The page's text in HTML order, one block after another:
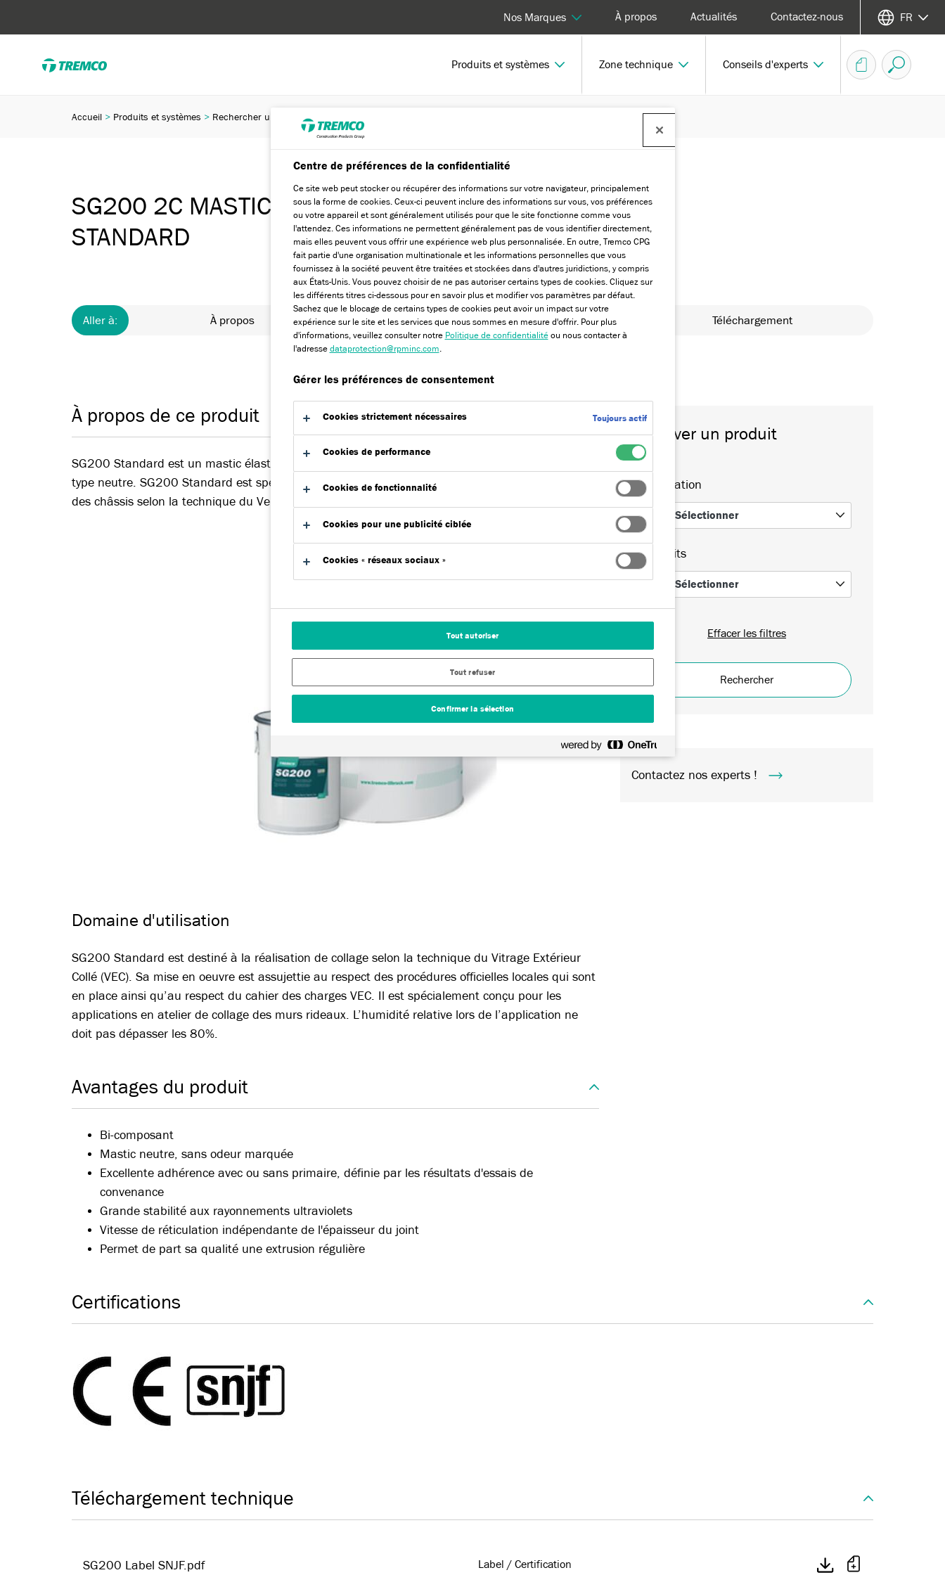
Produits et systèmes Zone technique Conseils d'experts
À propos Actualités Contactez-nous
Nos Marques FR
SG200 2C MASTIC SILICONE -
STANDARD
Accueil Produits et systèmes Rechercher un produit
Aller à: À propos Avantages du produit Certifications Téléchargement
Trouver un produit
Application
Sélectionner
Produits
Sélectionner
Effacer les filtres
Rechercher
Contactez nos experts !
À propos de ce produit
SG200 Standard est un mastic élastomère silicone bi-composant à haut module d’élasticité de
type neutre. SG200 Standard est spécialement étudié pour répondre aux éxigences du collage
des châssis selon la technique du Verre Extérieur Collé.
Domaine d'utilisation
SG200 Standard est destiné à la réalisation de collage selon la technique du Vitrage Extérieur
Collé (VEC). Sa mise en oeuvre est assujettie au respect des procédures officielles locales qui sont
en place ainsi qu’au respect du cahier des charges VEC. Il est spécialement conçu pour les
applications en atelier de collage des murs rideaux. L’humidité relative lors de l’application ne
doit pas dépasser les 80%.
Avantages du produit
Bi-composant
Mastic neutre, sans odeur marquée
Excellente adhérence avec ou sans primaire, définie par les résultats d'essais de
convenance
Grande stabilité aux rayonnements ultraviolets
Vitesse de réticulation indépendante de l'épaisseur du joint
Permet de part sa qualité une extrusion régulière
Certifications
Téléchargement technique
SG200 Label SNJF.pdf Label / Certification
Centre de préférences de la confidentialité
Ce site web peut stocker ou récupérer des informations sur votre navigateur, principalement
sous la forme de cookies. Ceux-ci peuvent inclure des informations sur vous, vos préférences
ou votre appareil et sont généralement utilisés pour que le site fonctionne comme vous
l'attendez. Ces informations ne permettent généralement pas de vous identifier directement,
mais elles peuvent vous offrir une expérience web plus personnalisée. En outre, Tremco CPG
fait partie d'une organisation multinationale et les informations personnelles que vous
fournissez à la société peuvent être traitées et stockées dans d'autres juridictions, y compris
aux États-Unis. Vous pouvez choisir de ne pas autoriser certains types de cookies. Cliquez sur
les différents titres ci-dessous pour en savoir plus et modifier vos paramètres par défaut.
Sachez que le blocage de certains types de cookies peut avoir un impact sur votre
expérience sur le site et les services que nous sommes en mesure d'offrir. Pour plus
d'informations, veuillez consulter notre Politique de confidentialitéou nous contacter à
l'adresse dataprotection@rpminc.com
Gérer les préférences de consentement
Cookies strictement nécessaires Toujours actif
Cookies de performance
Cookies de fonctionnalité
Cookies pour une publicité ciblée
Cookies « réseaux sociaux »
Tout autoriser
Tout refuser
Confirmer la sélection